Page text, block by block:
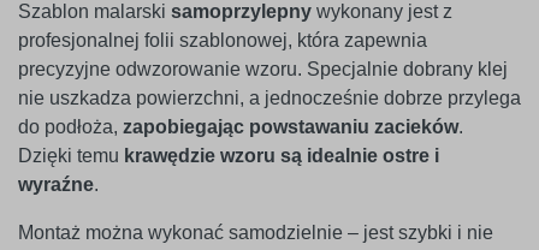
Szablon malarski samoprzylepny wykonany jest z
profesjonalnej folii szablonowej, która zapewnia
precyzyjne odwzorowanie wzoru. Specjalnie dobrany klej
nie uszkadza powierzchni, a jednocześnie dobrze przylega
do podłoża, zapobiegając powstawaniu zacieków.
Dzięki temu krawędzie wzoru są idealnie ostre i
wyraźne.
Montaż można wykonać samodzielnie – jest szybki i nie